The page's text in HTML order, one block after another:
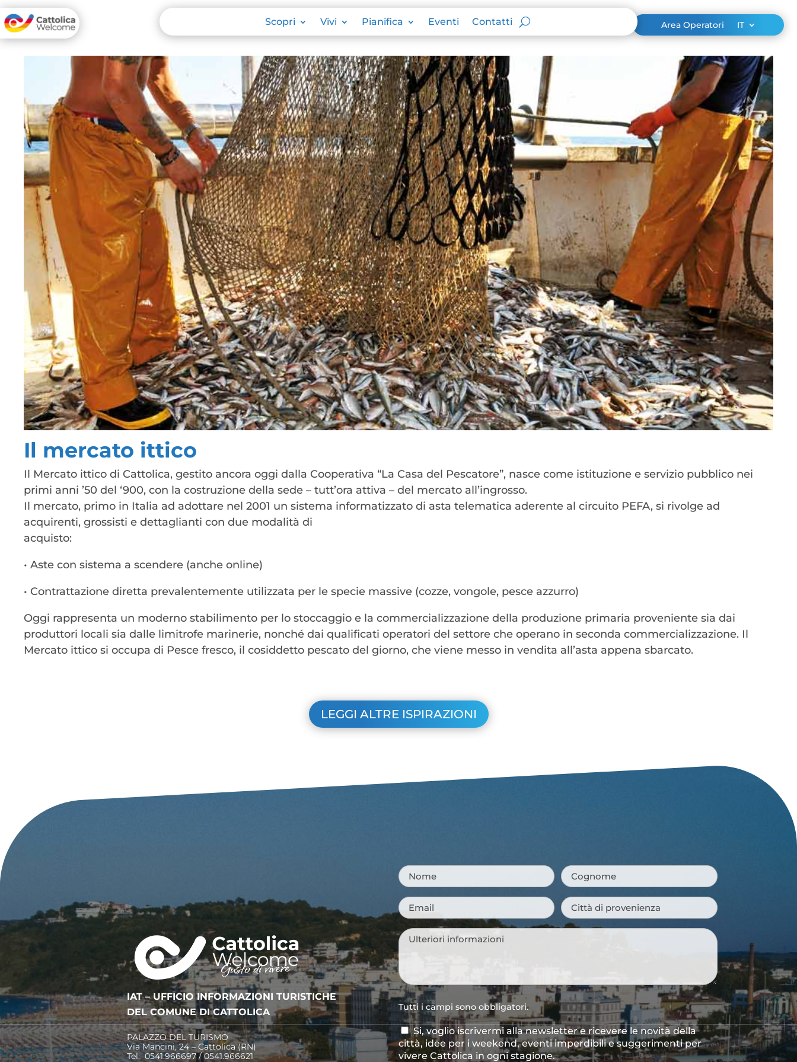
Scopri Vivi Pianifica Eventi Contatti Area Operatori IT
Il mercato ittico
Il Mercato ittico di Cattolica, gestito ancora oggi dalla Cooperativa “La Casa del Pescatore”, nasce come istituzione e servizio pubblico nei
primi anni ’50 del ‘900, con la costruzione della sede – tutt’ora attiva – del mercato all’ingrosso.
Il mercato, primo in Italia ad adottare nel 2001 un sistema informatizzato di asta telematica aderente al circuito PEFA, si rivolge ad
acquirenti, grossisti e dettaglianti con due modalità di
acquisto:
• Aste con sistema a scendere (anche online)
• Contrattazione diretta prevalentemente utilizzata per le specie massive (cozze, vongole, pesce azzurro)
Oggi rappresenta un moderno stabilimento per lo stoccaggio e la commercializzazione della produzione primaria proveniente sia dai
produttori locali sia dalle limitrofe marinerie, nonché dai qualificati operatori del settore che operano in seconda commercializzazione. Il
Mercato ittico si occupa di Pesce fresco, il cosiddetto pescato del giorno, che viene messo in vendita all’asta appena sbarcato.
LEGGI ALTRE ISPIRAZIONI
IAT – UFFICIO INFORMAZIONI TURISTICHE
DEL COMUNE DI CATTOLICA
PALAZZO DEL TURISMO
Via Mancini, 24 – Cattolica (RN)
Tel: 0541.966697 / 0541.966621
Nome* Cognome *
Email*
Città
di
Messaggio*
Tutti i campi sono obbligatori.
Consenso
newsletter
Si, voglio iscrivermi alla newsletter e ricevere le novità della
città, idee per i weekend, eventi imperdibili e suggerimenti per
vivere Cattolica in ogni stagione.